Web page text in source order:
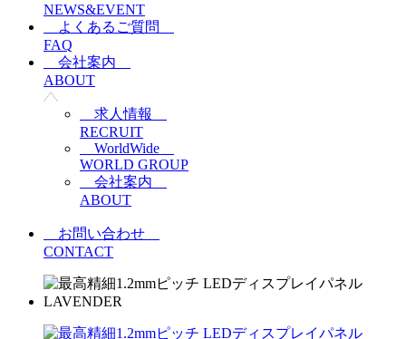
NEWS&EVENT
よくあるご質問
FAQ
会社案内
ABOUT
求人情報
RECRUIT
WorldWide
WORLD GROUP
会社案内
ABOUT
お問い合わせ
CONTACT